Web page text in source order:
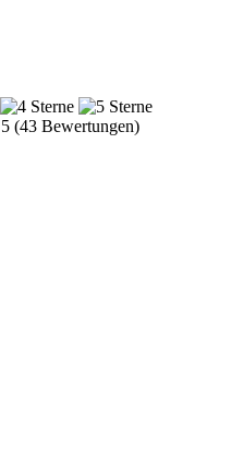
(43 Bewertungen)